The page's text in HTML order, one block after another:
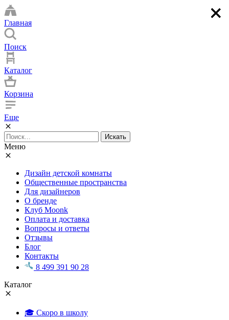
Главная
Поиск
Каталог
Корзина
Еще
Искать
Меню
Дизайн детской комнаты
Общественные пространства
Для дизайнеров
О бренде
Клуб Moonk
Оплата и доставка
Вопросы и ответы
Отзывы
Блог
Контакты
8 499 391 90 28
Каталог
🎓 Скоро в школу
×
×
×
×